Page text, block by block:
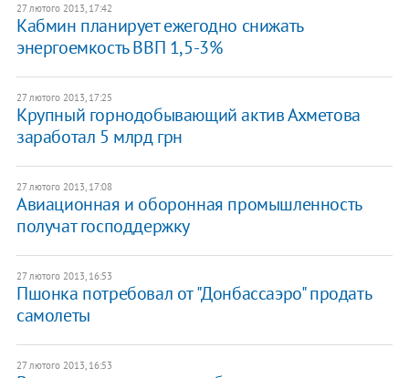
27 лютого 2013, 17:42
​Кабмин планирует ежегодно снижать
энергоемкость ВВП 1,5-3%
27 лютого 2013, 17:25
Крупный горнодобывающий актив Ахметова
заработал 5 млрд грн
27 лютого 2013, 17:08
Авиационная и оборонная промышленность
получат господдержку
27 лютого 2013, 16:53
Пшонка потребовал от "Донбассаэро" продать
самолеты
27 лютого 2013, 16:53